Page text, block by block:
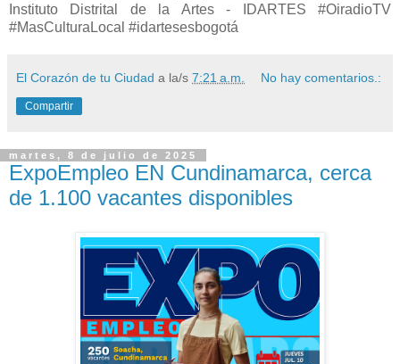
Instituto Distrital de la Artes - IDARTES #OiradioTV
#MasCulturaLocal #idartesesbogotá
El Corazón de tu Ciudad a la/s 7:21 a.m. No hay comentarios.:
Compartir
martes, 8 de julio de 2025
ExpoEmpleo EN Cundinamarca, cerca
de 1.100 vacantes disponibles